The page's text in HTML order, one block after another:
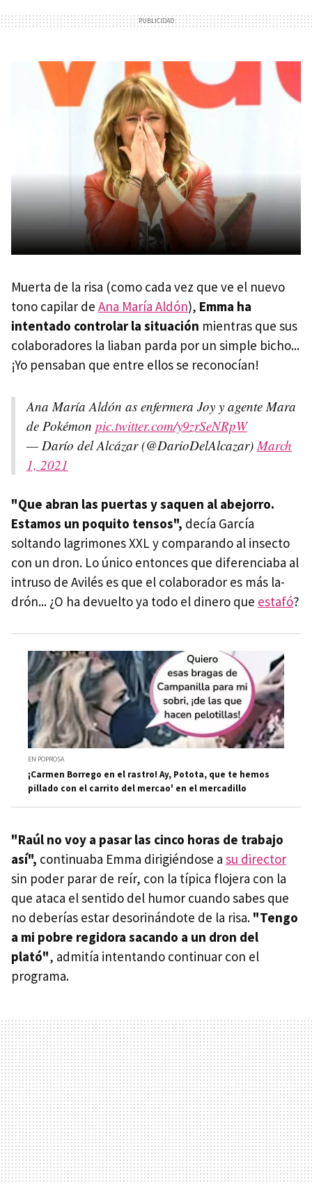
Muerta de la risa (como cada vez que ve el nuevo
tono capilar de Ana María Aldón), Emma ha
intentado controlar la situación mientras que sus
colaboradores la liaban parda por un simple bicho...
¡Yo pensaban que entre ellos se reconocían!
Ana María Aldón as enfermera Joy y agente Mara
de Pokémon pic.twitter.com/y9zrSeNRpW
— Darío del Alcázar (@DarioDelAlcazar) March
1, 2021
"Que abran las puertas y saquen al abejorro.
Estamos un poquito tensos", decía García
soltando lagrimones XXL y comparando al insecto
con un dron. Lo único entonces que diferenciaba al
intruso de Avilés es que el colaborador es más la-
drón... ¿O ha devuelto ya todo el dinero que estafó?
EN POPROSA
¡Carmen Borrego en el rastro! Ay, Potota, que te hemos
pillado con el carrito del mercao' en el mercadillo
"Raúl no voy a pasar las cinco horas de trabajo
así", continuaba Emma dirigiéndose a su director
sin poder parar de reír, con la típica flojera con la
que ataca el sentido del humor cuando sabes que
no deberías estar desorinándote de la risa. "Tengo
a mi pobre regidora sacando a un dron del
plató", admitía intentando continuar con el
programa.